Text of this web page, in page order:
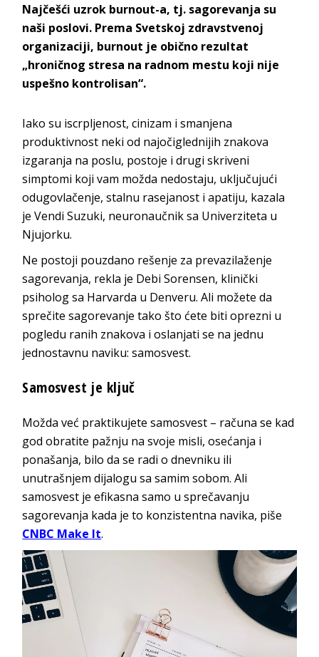
Najčešći uzrok burnout-a, tj. sagorevanja su
naši poslovi. Prema Svetskoj zdravstvenoj
organizaciji, burnout je obično rezultat
„hroničnog stresa na radnom mestu koji nije
uspešno kontrolisan“.
Iako su iscrpljenost, cinizam i smanjena
produktivnost neki od najočiglednijih znakova
izgaranja na poslu, postoje i drugi skriveni
simptomi koji vam možda nedostaju, uključujući
odugovlačenje, stalnu rasejanost i apatiju, kazala
je Vendi Suzuki, neuronaučnik sa Univerziteta u
Njujorku.
Ne postoji pouzdano rešenje za prevazilaženje
sagorevanja, rekla je Debi Sorensen, klinički
psiholog sa Harvarda u Denveru. Ali možete da
sprečite sagorevanje tako što ćete biti oprezni u
pogledu ranih znakova i oslanjati se na jednu
jednostavnu naviku: samosvest.
Samosvest je ključ
Možda već praktikujete samosvest – računa se kad
god obratite pažnju na svoje misli, osećanja i
ponašanja, bilo da se radi o dnevniku ili
unutrašnjem dijalogu sa samim sobom. Ali
samosvest je efikasna samo u sprečavanju
sagorevanja kada je to konzistentna navika, piše
CNBC Make It.